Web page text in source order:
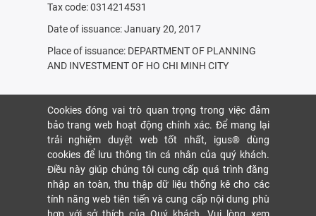
Tax code: 0314214531
Date of issuance: January 20, 2017
Place of issuance: DEPARTMENT OF PLANNING
AND INVESTMENT OF HO CHI MINH CITY
Cookies đóng vai trò quan trọng trong việc đảm
bảo trang web hoạt động chính xác. Để mang lại
trải nghiệm duyệt web tốt nhất, igus® dùng
cookies để lưu thông tin cá nhân của quý khách.
Điều này giúp chúng tôi cung cấp quá trình đăng
nhập an toàn, thu thập dữ liệu thống kê cho các
tính năng web tiên tiến và cung cấp nội dung phù
hợp với sở thích của Quý khách. Vui lòng xem